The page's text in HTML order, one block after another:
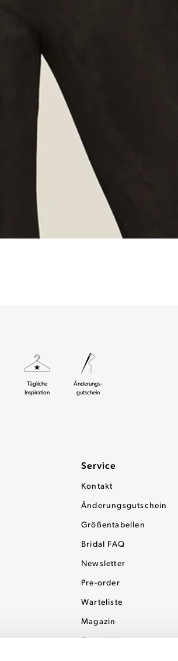
Service
Kontakt
Änderungsgutschein
Größentabellen
Bridal FAQ
Newsletter
Pre-order
Warteliste
Magazin
Tägliche
Inspiration
Änderungs-
gutschein